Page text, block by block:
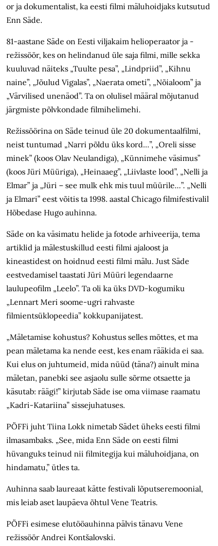
or ja dokumentalist, ka eesti filmi mäluhoidjaks kutsutud
Enn Säde.
81-aastane Säde on Eesti viljakaim helioperaator ja -
režissöör, kes on helindanud üle saja filmi, mille sekka
kuuluvad näiteks „Tuulte pesa”, „Lindpriid”, „Kihnu
naine”, „Jõulud Vigalas”, „Naerata ometi”, „Nõialoom” ja
„Värvilised unenäod”. Ta on olulisel määral mõjutanud
järgmiste põlvkondade filmihelimehi.
Režissöörina on Säde teinud üle 20 dokumentaalfilmi,
neist tuntumad „Narri põldu üks kord…”, „Oreli sisse
minek” (koos Olav Neulandiga), „Künnimehe väsimus”
(koos Jüri Müüriga), „Heinaaeg”, „Liivlaste lood”, „Nelli ja
Elmar” ja „Jüri – see mulk ehk mis tuul müürile…”. „Nelli
ja Elmari” eest võitis ta 1998. aastal Chicago filmifestivalil
Hõbedase Hugo auhinna.
Säde on ka väsimatu helide ja fotode arhiveerija, tema
artiklid ja mälestuskillud eesti filmi ajaloost ja
kineastidest on hoidnud eesti filmi mälu. Just Säde
eestvedamisel taastati Jüri Müüri legendaarne
laulupeofilm „Leelo”. Ta oli ka üks DVD-kogumiku
„Lennart Meri soome-ugri rahvaste
filmientsüklopeedia” kokkupanijatest.
„Mäletamise kohustus? Kohustus selles mõttes, et ma
pean mäletama ka nende eest, kes enam rääkida ei saa.
Kui elus on juhtumeid, mida nüüd (täna?) ainult mina
mäletan, panebki see asjaolu sulle sõrme otsaette ja
käsutab: räägi!” kirjutab Säde ise oma viimase raamatu
„Kadri-Katariina” sissejuhatuses.
PÖFFi juht Tiina Lokk nimetab Sädet üheks eesti filmi
ilmasambaks. „See, mida Enn Säde on eesti filmi
hüvanguks teinud nii filmitegija kui mäluhoidjana, on
hindamatu,” ütles ta.
Auhinna saab laureaat kätte festivali lõputseremoonial,
mis leiab aset laupäeva õhtul Vene Teatris.
PÖFFi esimese elutööauhinna pälvis tänavu Vene
režissöör Andrei Kontšalovski.